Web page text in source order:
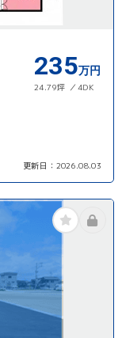
235万円
24.79坪 4DK
更新日： 2026.08.03